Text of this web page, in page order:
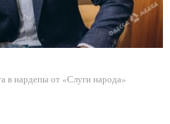
в нардепы от «Слуги народа»